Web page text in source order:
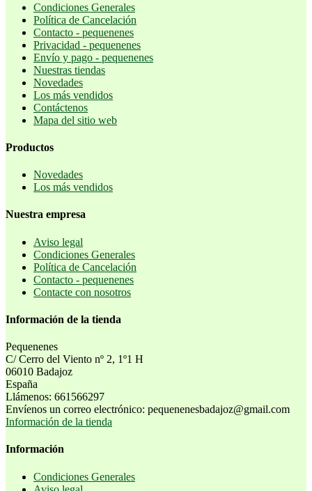
Condiciones Generales
Política de Cancelación
Contacto - pequenenes
Privacidad - pequenenes
Envío y pago - pequenenes
Nuestras tiendas
Novedades
Los más vendidos
Contáctenos
Mapa del sitio web
Productos
Novedades
Los más vendidos
Nuestra empresa
Aviso legal
Condiciones Generales
Política de Cancelación
Contacto - pequenenes
Contacte con nosotros
Información de la tienda
Pequenenes
C/ Cerro del Viento nº 2, 1º1 H
06010 Badajoz
España
Llámenos: 661566297
Envíenos un correo electrónico: pequenenesbadajoz@gmail.com
Información de la tienda
Información
Condiciones Generales